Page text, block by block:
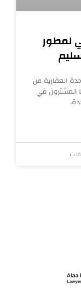
لمطور
العقارية من
المشترون في